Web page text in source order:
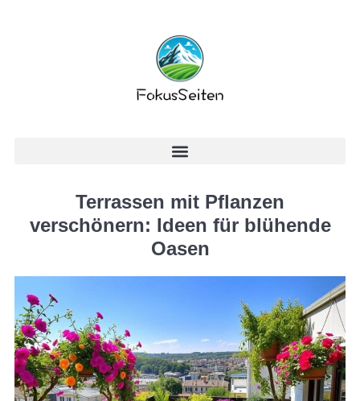
Terrassen mit Pflanzen
verschönern: Ideen für blühende
Oasen